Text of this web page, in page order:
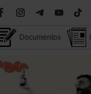
Documentos